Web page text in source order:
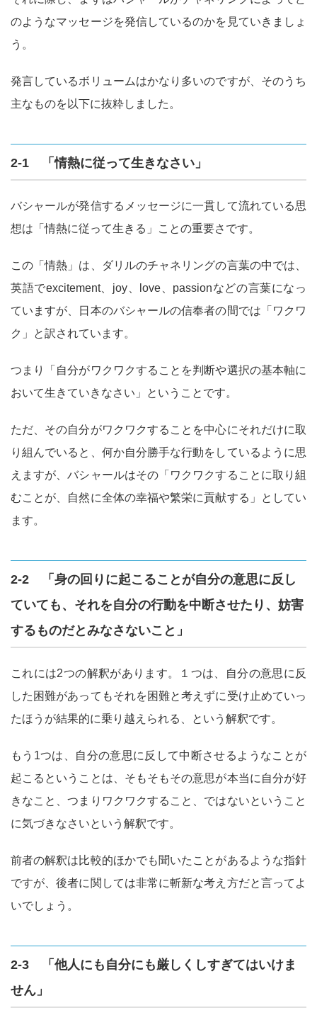
のようなマッセージを発信しているのかを見ていきましょ
う。
発言しているボリュームはかなり多いのですが、そのうち
主なものを以下に抜粋しました。
2-1 「情熱に従って生きなさい」
バシャールが発信するメッセージに一貫して流れている思
想は「情熱に従って生きる」ことの重要さです。
この「情熱」は、ダリルのチャネリングの言葉の中では、
英語でexcitement、joy、love、passionなどの言葉になっ
ていますが、日本のバシャールの信奉者の間では「ワクワ
ク」と訳されています。
つまり「自分がワクワクすることを判断や選択の基本軸に
おいて生きていきなさい」ということです。
ただ、その自分がワクワクすることを中心にそれだけに取
り組んでいると、何か自分勝手な行動をしているように思
えますが、バシャールはその「ワクワクすることに取り組
むことが、自然に全体の幸福や繁栄に貢献する」としてい
ます。
2-2 「身の回りに起こることが自分の意思に反し
ていても、それを自分の行動を中断させたり、妨害
するものだとみなさないこと」
これには2つの解釈があります。１つは、自分の意思に反
した困難があってもそれを困難と考えずに受け止めていっ
たほうが結果的に乗り越えられる、という解釈です。
もう1つは、自分の意思に反して中断させるようなことが
起こるということは、そもそもその意思が本当に自分が好
きなこと、つまりワクワクすること、ではないということ
に気づきなさいという解釈です。
前者の解釈は比較的ほかでも聞いたことがあるような指針
ですが、後者に関しては非常に斬新な考え方だと言ってよ
いでしょう。
2-3 「他人にも自分にも厳しくしすぎてはいけま
せん」